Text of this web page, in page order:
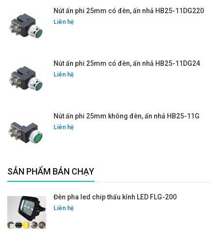
Nút ấn phi 25mm có đèn, ấn nhả HB25-11DG220
Liên hệ
Nút ấn phi 25mm có đèn, ấn nhả HB25-11DG24
Liên hệ
Nút ấn phi 25mm không đèn, ấn nhả HB25-11G
Liên hệ
SẢN PHẨM BÁN CHẠY
Đèn pha led chip thấu kính LED FLG-200
Liên hệ